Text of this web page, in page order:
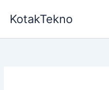
KotakTekno